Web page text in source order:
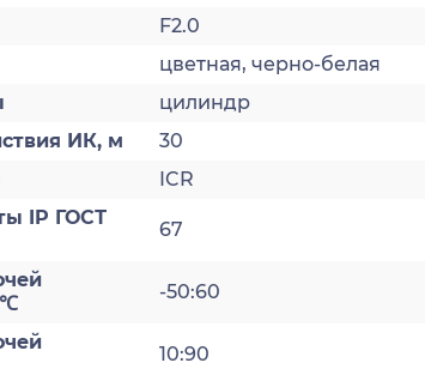
F2.0
цветная, черно-белая
цилиндр
ИК, м
30
ICR
IP ГОСТ
67
℃
-50:60
10:90